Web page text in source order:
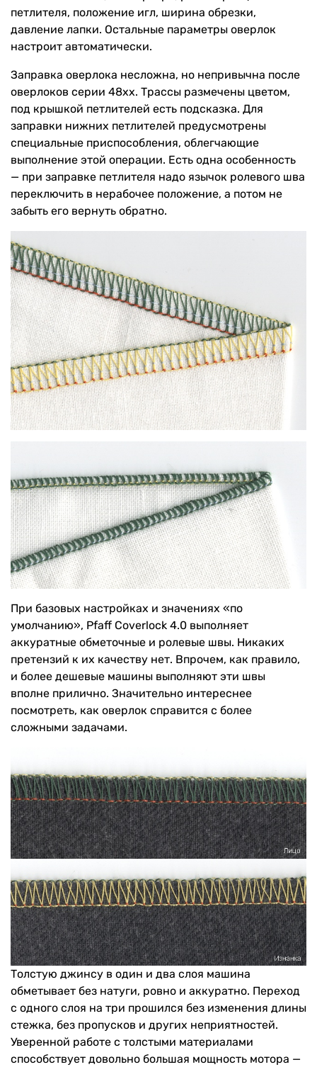
петлителя, положение игл, ширина обрезки,
давление лапки. Остальные параметры оверлок
настроит автоматически.
Заправка оверлока несложна, но непривычна после
оверлоков серии 48хх. Трассы размечены цветом,
под крышкой петлителей есть подсказка. Для
заправки нижних петлителей предусмотрены
специальные приспособления, облегчающие
выполнение этой операции. Есть одна особенность
— при заправке петлителя надо язычок ролевого шва
переключить в нерабочее положение, а потом не
забыть его вернуть обратно.
При базовых настройках и значениях «по
умолчанию», Pfaff Coverlock 4.0 выполняет
аккуратные обметочные и ролевые швы. Никаких
претензий к их качеству нет. Впрочем, как правило,
и более дешевые машины выполняют эти швы
вполне прилично. Значительно интереснее
посмотреть, как оверлок справится с более
сложными задачами.
Толстую джинсу в один и два слоя машина
обметывает без натуги, ровно и аккуратно. Переход
с одного слоя на три прошился без изменения длины
стежка, без пропусков и других неприятностей.
Уверенной работе с толстыми материалами
способствует довольно большая мощность мотора —